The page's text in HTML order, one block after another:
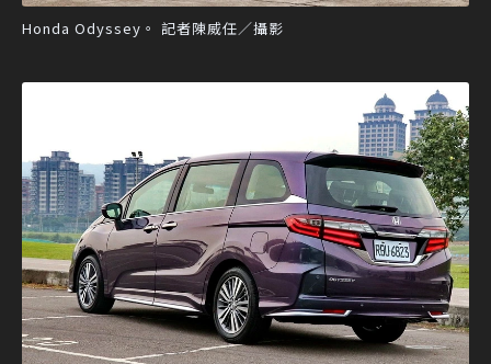
Honda Odyssey。 記者陳威任／攝影